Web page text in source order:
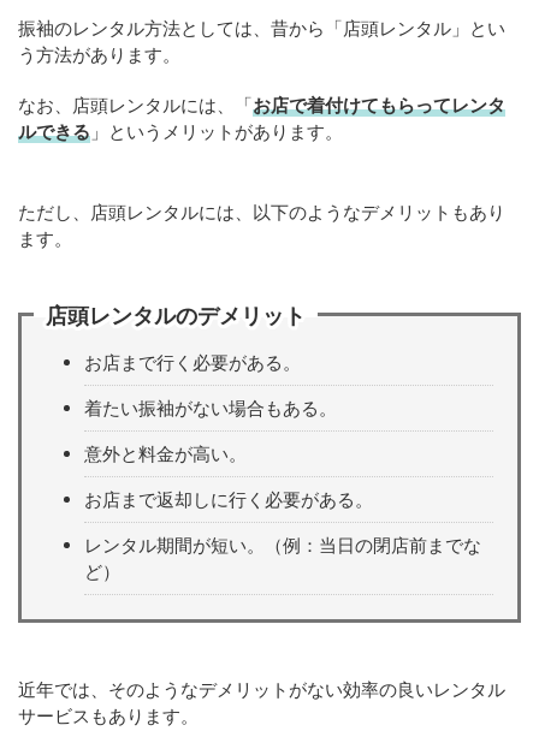
振袖のレンタル方法としては、昔から「店頭レンタル」とい
う方法があります。
なお、店頭レンタルには、「お店で着付けてもらってレンタ
ルできる 」というメリットがあります。
ただし、店頭レンタルには、以下のようなデメリットもあり
ます。
店頭レンタルのデメリット
お店まで行く必要がある。
着たい振袖がない場合もある。
意外と料金が高い。
お店まで返却しに行く必要がある。
レンタル期間が短い。（例：当日の閉店前までな
ど）
近年では、そのようなデメリットがない効率の良いレンタル
サービスもあります。